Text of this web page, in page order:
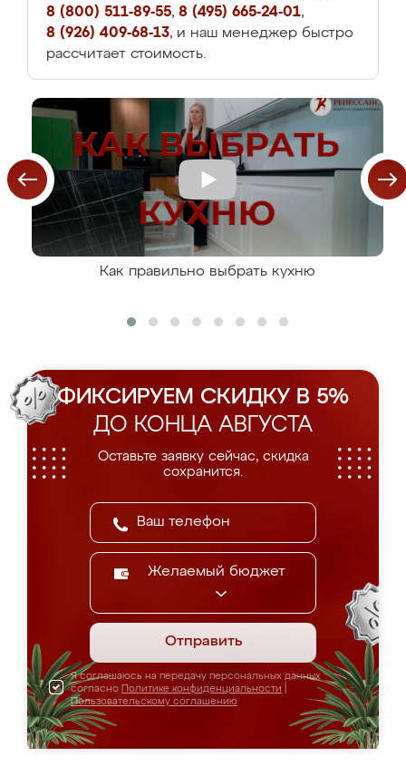
8 (800) 511-89-55, 8 (495) 665-24-01,
8 (926) 409-68-13, и наш менеджер быстро
рассчитает стоимость.
Как правильно выбрать кухню
ФИКСИРУЕМ СКИДКУ В 5%
ДО КОНЦА АВГУСТА
Оставьте заявку сейчас, скидка
сохранится.
Желаемый бюджет
Отправить
Я соглашаюсь на передачу персональных данных
согласно Политике конфиденциальности
Пользовательскому соглашению